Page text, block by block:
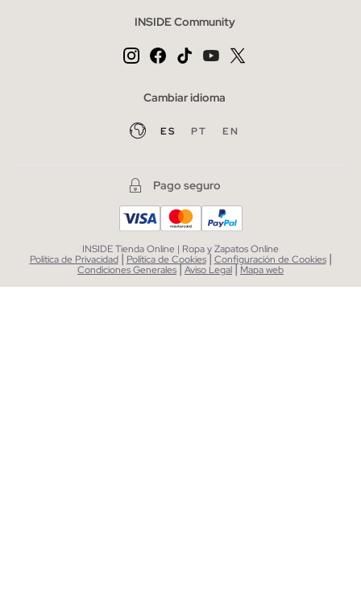
INSIDE Community
Cambiar idioma
ES PT EN
Pago seguro
INSIDE Tienda Online | Ropa y Zapatos Online
Política de Privacidad | Política de Cookies| Configuración de Cookies |
Condiciones Generales|Aviso Legal| Mapa web